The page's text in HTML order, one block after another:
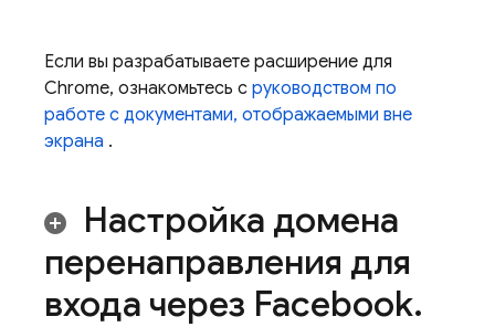
Если вы разрабатываете расширение для
Chrome, ознакомьтесь с руководством по
работе с документами, отображаемыми вне
экрана .
Настройка домена
перенаправления для
входа через Facebook.